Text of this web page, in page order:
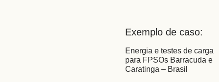
Exemplo de caso:
Energia e testes de carga
para FPSOs Barracuda e
Caratinga – Brasil